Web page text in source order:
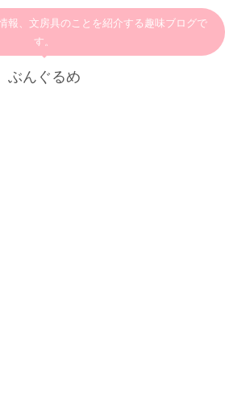
報、文房具のことを紹介する趣味ブログで
す。
ぶんぐるめ